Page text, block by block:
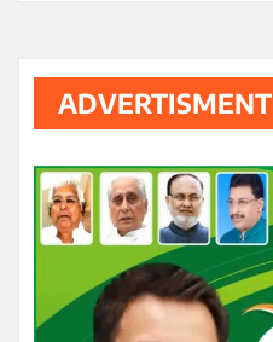
ADVERTISMENT